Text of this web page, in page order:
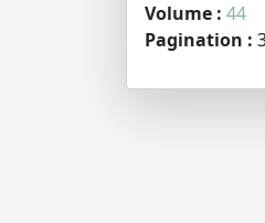
Volume : 44
Pagination :